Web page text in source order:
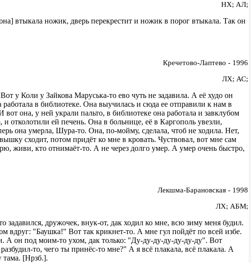
НХ; АЛ;
втыкала ножик, дверь перекрестит и ножик в порог втыкала. Так он
Кречетово-Лаптево - 1996
ЛХ; АС;
у Коли у Зайкова Маруська-то ево чуть не задавила. А её худо он
в библиотеке. Она выучилась и сюда ее отправили к нам в
она, у ней украли пальто, в библиотеке она работала и завклубом
отколотили ей печень. Она в больнице, её в Каргополь увезли,
она умерла, Шура-то. Она, по-мойму, сделала, чтоб не ходила. Нет,
сходит, потом придёт ко мне в кровать. Чуствовал, вот мне сам
живи, кто отнимаёт-то. А не через долго умер. А умер очень быстро,
Лекшма-Барановская - 1998
ЛХ; АБМ;
дружочек, внук-от, дак ходил ко мне, всю зиму меня будил.
вдруг: "Баушка!" Вот так крикнет-то. А мне гул пойдёт по всей избе.
А он под моим-то ухом, дак только: "Ду-ду-ду-ду-ду-ду-ду". Вот
то, чего ты принёс-то мне?" А я всё плакала, всё плакала. А
тама. [Нрзб.].